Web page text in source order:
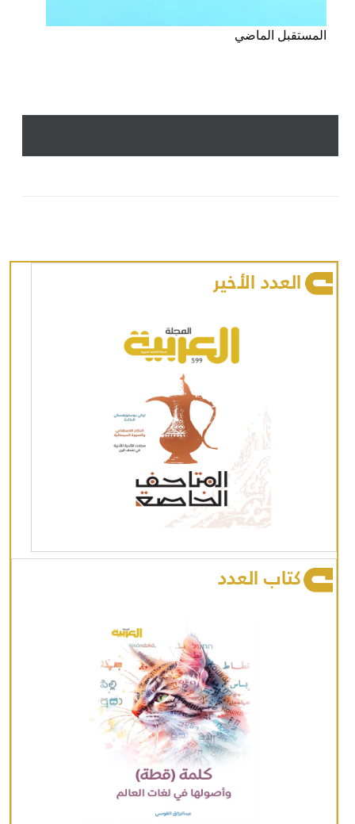
المستقبل الماضي
العدد الأخير
كتاب العدد